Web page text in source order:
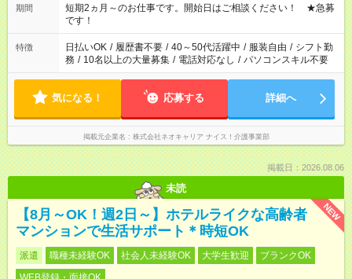
期間
短期2ヵ月～のお仕事です。開始日はご相談ください！ ★急募
です！
特徴 日払いOK / 履歴書不要 / 40～50代活躍中 / 服装自由 / シフト勤
務 / 10名以上の大量募集 / 電話対応なし / パソコンスキル不要
気になる！ 応募する 詳細へ
掲載元企業名 株式会社ネオキャリア ナイス！介護事業部
掲載日：2026.08.06
未読
NEW
【8月～OK！週2日～】ホテルライクな高齢者
マンションで生活サポート＊時短OK
派遣 職種未経験OK 社会人未経験OK 大学生歓迎
ブランクOK